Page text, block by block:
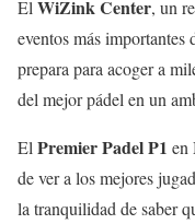
El WiZink Center, un
eventos más importantes
prepara para acoger a
del mejor pádel en un
El Premier Padel P1 en
de ver a los mejores
la tranquilidad de saber